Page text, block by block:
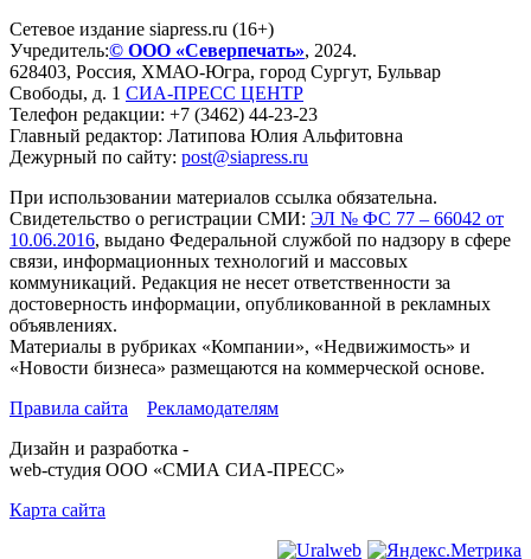
Сетевое издание siapress.ru (16+)
Учредитель:© ООО «Северпечать», 2024.
628403, Россия, ХМАО-Югра, город Сургут, Бульвар
Свободы, д. 1 СИА-ПРЕСС ЦЕНТР
Телефон редакции: +7 (3462) 44-23-23
Главный редактор: Латипова Юлия Альфитовна
Дежурный по сайту: post@siapress.ru
При использовании материалов ссылка обязательна.
Свидетельство о регистрации СМИ: ЭЛ № ФС 77 – 66042 от
10.06.2016, выдано Федеральной службой по надзору в сфере
связи, информационных технологий и массовых
коммуникаций. Редакция не несет ответственности за
достоверность информации, опубликованной в рекламных
объявлениях.
Материалы в рубриках «Компании», «Недвижимость» и
«Новости бизнеса» размещаются на коммерческой основе.
Правила сайта
Рекламодателям
Дизайн и разработка -
web-студия ООО «СМИА СИА-ПРЕСС»
Карта сайта